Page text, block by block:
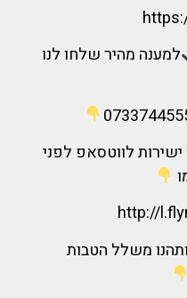
למענה מהיר שלחו לנו
לווטסאפ לפני
http://
משלל הטבות